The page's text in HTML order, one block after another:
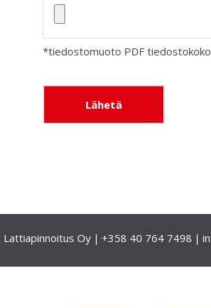
*tiedostomuoto PDF tiedostokoko
Lattiapinnoitus Oy +358 40 764 7498